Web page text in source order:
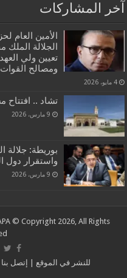
آخر المشاركات
الأمين العام
الجلالة
تعيين ولي
ومصالح
4 مايو، 2026
تشاد .. افتتاح
9 مارس، 2026
بوريطة: جلالة
واستقرار دول
9 مارس، 2026
© Copyright 2026, All Rights
للنشر في الموقع | إتصل بنا